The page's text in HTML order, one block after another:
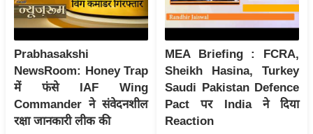
ज
ग
त
बॉ
ली
वु
ड
Prabhasakshi
NewsRoom: Honey Trap
में फंसे IAF Wing
Commander ने संवेदनशील
रक्षा जानकारी लीक की
MEA Briefing : FCRA,
Sheikh Hasina, Turkey
Saudi Pakistan Defence
Pact पर India ने दिया
Reaction